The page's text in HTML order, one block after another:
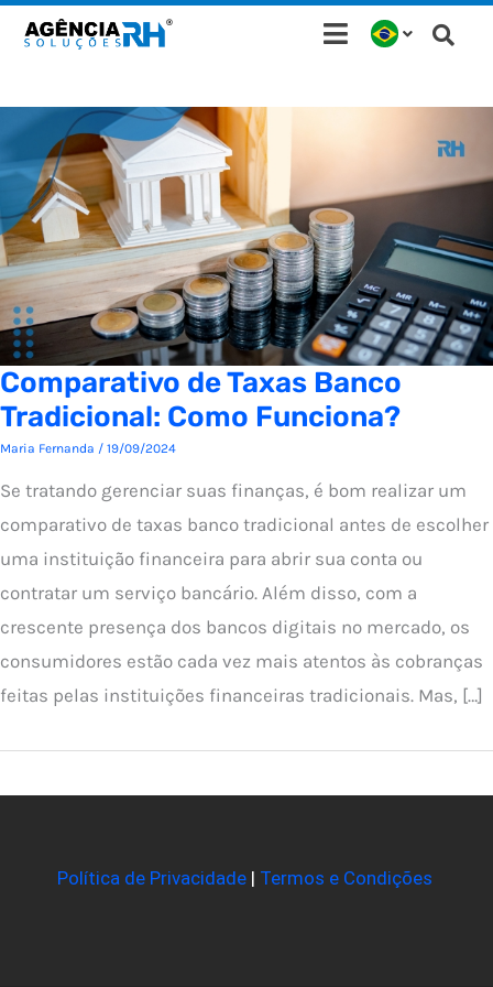
para
conteúdo
Comparativo de Taxas Banco
Tradicional: Como Funciona?
Maria Fernanda / 19/09/2024
Se tratando gerenciar suas finanças, é bom realizar um
comparativo de taxas banco tradicional antes de escolher
uma instituição financeira para abrir sua conta ou
contratar um serviço bancário. Além disso, com a
crescente presença dos bancos digitais no mercado, os
consumidores estão cada vez mais atentos às cobranças
feitas pelas instituições financeiras tradicionais. Mas, […]
Política de Privacidade| Termos e Condições